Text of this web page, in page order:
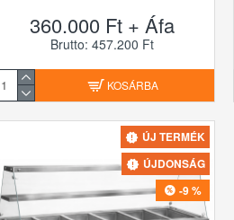
360.000 Ft + Áfa
Brutto: 457.200 Ft
KOSÁRBA
ÚJ TERMÉK
ÚJDONSÁG
-9 %